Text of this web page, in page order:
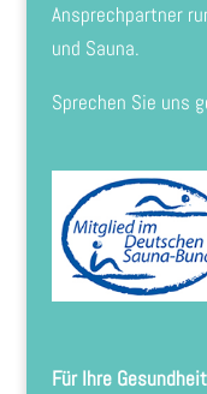
Ansprechpartner
und Sauna.
Sprechen Sie uns
Für Ihre Gesundheit